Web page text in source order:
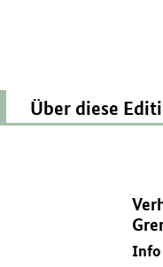
Über diese
Info